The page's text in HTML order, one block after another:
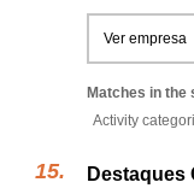
Ver empresa
Matches in the
Activity
Destaques